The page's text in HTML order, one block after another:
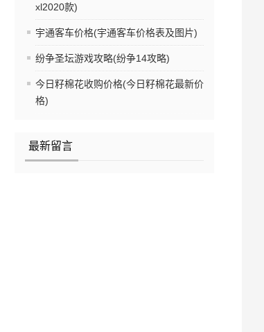
xl2020款)
宇通客车价格(宇通客车价格表及图片)
纷争圣坛游戏攻略(纷争14攻略)
今日籽棉花收购价格(今日籽棉花最新价
格)
最新留言